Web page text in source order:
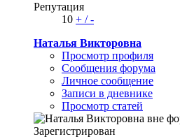
Репутация
10 + /-
Наталья Викторовна
Просмотр профиля
Сообщения форума
Личное сообщение
Записи в дневнике
Просмотр статей
Зарегистрирован